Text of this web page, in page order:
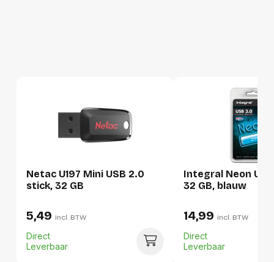
-
Gewicht:
Netac U197 Mini USB 2.0
stick, 32 GB
5,49 incl. BTW
Direct
Leverbaar
Integral Neon
32 GB, blauw
14,99 incl. BTW
Direct
Leverbaar